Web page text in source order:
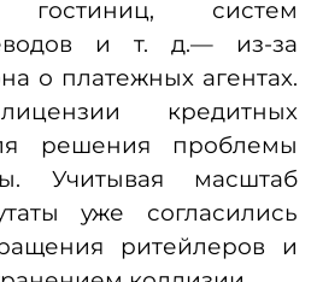
гостиниц, систем
и т. д.— из-за
о платежных агентах.
кредитных
решения проблемы
Учитывая масштаб
уже согласились
ритейлеров и